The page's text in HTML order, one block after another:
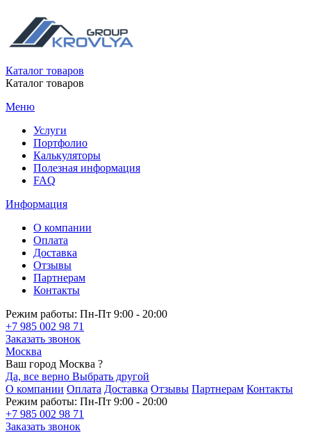
Каталог товаров
Каталог товаров
Меню
Услуги
Портфолио
Калькуляторы
Полезная информация
FAQ
Информация
О компании
Оплата
Доставка
Отзывы
Партнерам
Контакты
Режим работы: Пн-Пт 9:00 - 20:00
+7 985 002 98 71
Заказать звонок
Москва
Ваш город Москва ?
Да, все верно Выбрать другой
О компании Оплата Доставка Отзывы Партнерам Контакты
Режим работы: Пн-Пт 9:00 - 20:00
+7 985 002 98 71
Заказать звонок